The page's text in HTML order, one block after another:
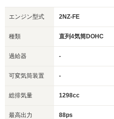
エンジン型式 2NZ-FE
種類 直列4気筒DOHC
過給器 -
可変気筒装置 -
総排気量 1298cc
最高出力 88ps